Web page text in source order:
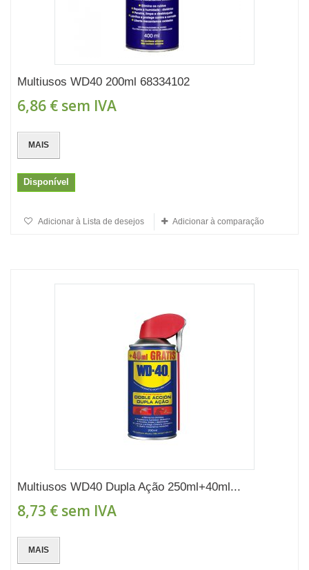
Multiusos WD40 200ml 68334102
6,86 € sem IVA
MAIS
Disponível
Adicionar à Lista de desejos Adicionar à comparação
Multiusos WD40 Dupla Ação 250ml+40ml...
8,73 € sem IVA
MAIS